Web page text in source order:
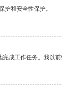
护和安全性保护。
成工作任务。我以